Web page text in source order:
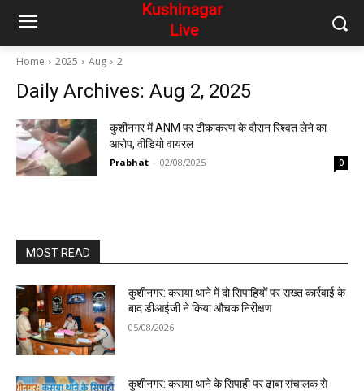
Home 2025 Aug 2
Daily Archives: Aug 2, 2025
कुशीनगर में ANM पर टीकाकरण के दौरान रिश्वत लेने का
आरोप, वीडियो वायरल
Prabhat - 02/08/2025 0
MOST READ
कुशीनगर: कसया थाने में दो सिपाहियों पर सख्त कार्रवाई के
बाद डीआईजी ने किया औचक निरीक्षण
05/08/2026
कुशीनगर: कसया थाने के सिपाही पर ढाबा संचालक से